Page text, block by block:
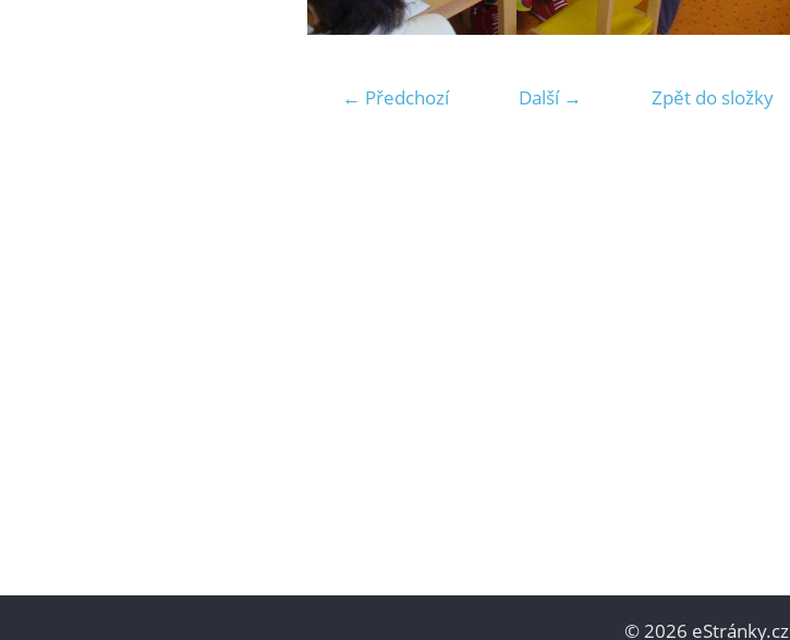
← Předchozí Další → Zpět do složky
© 2026 eStránky.cz